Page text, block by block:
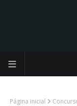
Página inicial